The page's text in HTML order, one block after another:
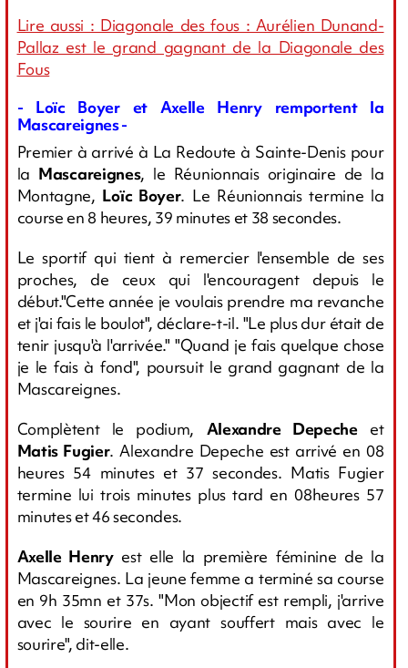
Lire aussi : Diagonale des fous : Aurélien Dunand-
Pallaz est le grand gagnant de la Diagonale des
Fous
- Loïc Boyer et Axelle Henry remportent la
Mascareignes -
Premier à arrivé à La Redoute à Sainte-Denis pour
la Mascareignes, le Réunionnais originaire de la
Montagne, Loïc Boyer. Le Réunionnais termine la
course en 8 heures, 39 minutes et 38 secondes.
Le sportif qui tient à remercier l'ensemble de ses
proches, de ceux qui l'encouragent depuis le
début."Cette année je voulais prendre ma revanche
et j'ai fais le boulot", déclare-t-il. "Le plus dur était de
tenir jusqu'à l'arrivée." "Quand je fais quelque chose
je le fais à fond", poursuit le grand gagnant de la
Mascareignes.
Complètent le podium, Alexandre Depecheet
Matis Fugier. Alexandre Depeche est arrivé en 08
heures 54 minutes et 37 secondes. Matis Fugier
termine lui trois minutes plus tard en 08heures 57
minutes et 46 secondes.
Axelle Henryest elle la première féminine de la
Mascareignes. La jeune femme a terminé sa course
en 9h 35mn et 37s. "Mon objectif est rempli, j'arrive
avec le sourire en ayant souffert mais avec le
sourire", dit-elle.